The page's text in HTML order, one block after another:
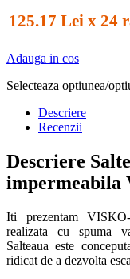
125.17 Lei x 24
Adauga in cos
Selecteaza optiunea/
Descriere
Recenzii
Descriere
impermeabila
Iti prezentam
realizata cu spuma
Salteaua este
ridicat de a dezvolta